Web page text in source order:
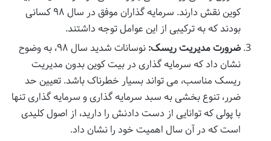
کوین نقش دارند. سرمایه گذاران موفق در سال ۹۸ کسانی
بودند که به ترکیبی از این عوامل توجه داشتند.
ضرورت مدیریت ریسک:
نوسانات شدید سال ۹۸، به وضوح
نشان داد که سرمایه گذاری در بیت کوین بدون مدیریت
ریسک مناسب، می تواند بسیار خطرناک باشد. تعیین حد
ضرر، تنوع بخشی به سبد سرمایه گذاری و سرمایه گذاری تنها
با پولی که توانایی از دست دادنش را دارید، از اصول کلیدی
است که در آن سال اهمیت خود را نشان داد.